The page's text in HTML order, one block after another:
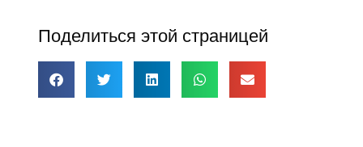
Поделиться этой страницей